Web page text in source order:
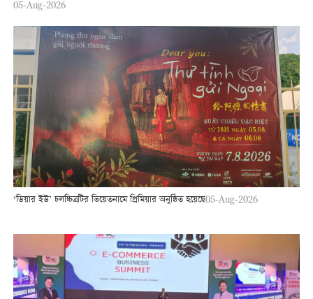
05-Aug-2026
‘ডিয়ার ইউ’ চলচ্চিত্রটির ভিয়েতনামে প্রিমিয়ার অনুষ্ঠিত হয়েছে05-Aug-2026